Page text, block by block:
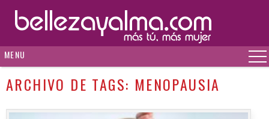
MENU
ARCHIVO DE TAGS: MENOPAUSIA